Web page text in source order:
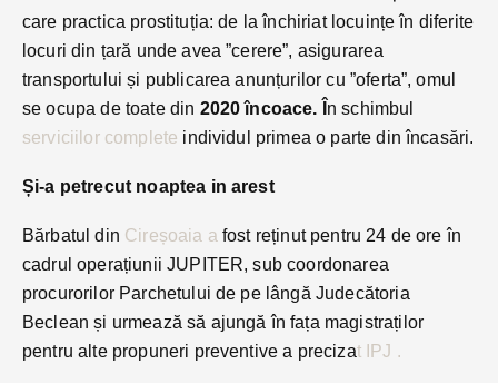
care practica prostituția: de la închiriat locuințe în diferite
locuri din țară unde avea ”cerere”, asigurarea
transportului și publicarea anunțurilor cu ”oferta”, omul
se ocupa de toate din 2020 încoace. Î n schimbul
serviciilor complete individul primea o parte din încasări.
Și-a petrecut noaptea in arest
Bărbatul din Cireșoaia a fost reținut pentru 24 de ore în
cadrul operațiunii JUPITER, sub coordonarea
procurorilor Parchetului de pe lângă Judecătoria
Beclean și urmează să ajungă în fața magistraților
pentru alte propuneri preventive a precizat IPJ .